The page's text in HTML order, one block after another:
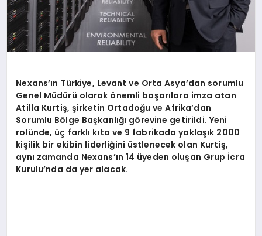
Nexans’ın Türkiye, Levant ve Orta Asya’dan sorumlu
Genel Müdürü olarak önemli başarılara imza atan
Atilla Kurtiş, şirketin Ortadoğu ve Afrika’dan
Sorumlu Bölge Başkanlığı görevine getirildi. Yeni
rolünde, üç farklı kıta ve 9 fabrikada yaklaşık 2000
kişilik bir ekibin liderliğini üstlenecek olan Kurtiş,
aynı zamanda Nexans’ın 14 üyeden oluşan Grup İcra
Kurulu’nda da yer alacak.